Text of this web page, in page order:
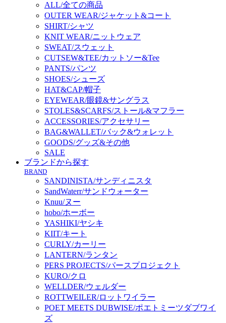
ALL/全ての商品
OUTER WEAR/ジャケット&コート
SHIRT/シャツ
KNIT WEAR/ニットウェア
SWEAT/スウェット
CUTSEW&TEE/カットソー&Tee
PANTS/パンツ
SHOES/シューズ
HAT&CAP/帽子
EYEWEAR/眼鏡&サングラス
STOLES&SCARFS/ストール&マフラー
ACCESSORIES/アクセサリー
BAG&WALLET/バック&ウォレット
GOODS/グッズ&その他
SALE
ブランドから探す
BRAND
SANDINISTA/サンディニスタ
SandWaterr/サンドウォーター
Knuu/ヌー
hobo/ホーボー
YASHIKI/ヤシキ
KIIT/キート
CURLY/カーリー
LANTERN/ランタン
PERS PROJECTS/パースプロジェクト
KURO/クロ
WELLDER/ウェルダー
ROTTWEILER/ロットワイラー
POET MEETS DUBWISE/ポエトミーツダブワイ
ズ